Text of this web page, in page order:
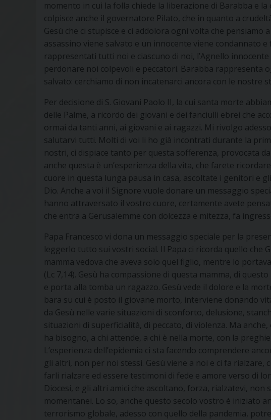
momento in cui la folla chiede la liberazione di Barabba e la
colpisce anche il governatore Pilato, che in quanto a
Gesù che ci stupisce e ci addolora ogni volta che pensiamo
assassino viene salvato e un innocente viene condannato
rappresentati tutti noi e ciascuno di noi, l’Agnello
perdonare noi colpevoli e peccatori. Barabba rappresenta
salvato: cerchiamo di non incatenarci ancora con le nostre
Per decisione di S. Giovani Paolo II, la cui santa morte
delle Palme, a ricordo dei giovani e dei fanciulli ebrei che
ormai da tanti anni, ai giovani e ai ragazzi. Mi rivolgo
salutarvi tutti. Molti di voi li ho già incontrati durante la
nostri, ci dispiace tanto per questa sofferenza, provocata
anche questa è un’esperienza della vita, che farete
cuore in questa lunga pausa in casa, ascoltate i genitori e
Dio. Anche a voi il Signore vuole donare un messaggio
hanno attraversato il vostro cuore, certamente avete
che entra a Gerusalemme con dolcezza e mitezza, fa
Papa Francesco vi dona un messaggio speciale per la
leggerlo tutto sui vostri social. Il Papa ci ricorda quello che
mamma vedova che aveva solo quel figlio, mentre lo
(Lc 7,14). Gesù ha compassione di questa mamma, di
e porta alla tomba un ragazzo. Gesù vede il dolore e la
bara su cui è posto il giovane morto, interviene donando
da Gesù nelle varie situazioni di sconforto, delusione,
situazioni di superficialità, di peccato, di violenza. Ma
ha bisogno, a chi attende, a chi è nella morte, con la
L’esperienza dell’epidemia ci sta facendo comprendere
gli altri, non per noi stessi. Gesù viene a noi e ci fa
farli rialzare ed essere testimoni di fede e amore verso di
Diocesi, e gli altri amici che ascoltano, forza, rialzatevi,
momentanei. Lo so, anche questo secolo vostro è iniziato
terrorismo globale, adesso con quello della pandemia,